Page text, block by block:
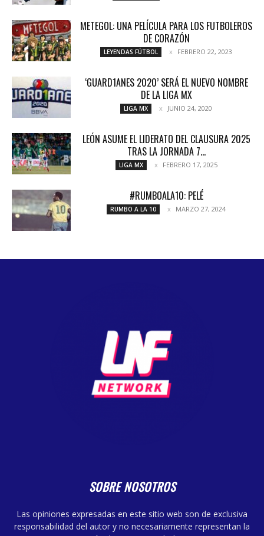
METEGOL: UNA PELÍCULA PARA LOS FUTBOLEROS
DE CORAZÓN
LEYENDAS FÚTBOL FEBRERO 22, 2023
‘GUARD1ANES 2020’ SERÁ EL NUEVO NOMBRE
DE LA LIGA MX
LIGA MX JUNIO 24, 2020
LEÓN ASUME EL LIDERATO DEL CLAUSURA 2025
TRAS LA JORNADA 7...
LIGA MX FEBRERO 17, 2025
#RUMBOALA10: PELÉ
RUMBO A LA 10 MARZO 27, 2024
SOBRE NOSOTROS
Las opiniones expresadas en este sitio web son de exclusiva
responsabilidad del autor y no necesariamente representan la